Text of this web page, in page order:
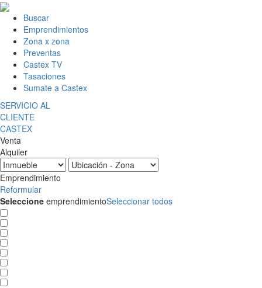
Buscar
Emprendimientos
Zona x zona
Preventas
Castex TV
Tasaciones
Sumate a Castex
SERVICIO AL
CLIENTE
CASTEX
Venta
Alquiler
Emprendimiento
Reformular
Seleccione emprendimientoSeleccionar todos